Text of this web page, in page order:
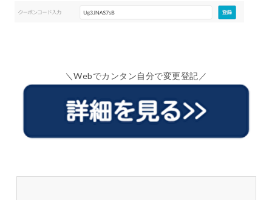
＼Webでカンタン自分で変更登記／